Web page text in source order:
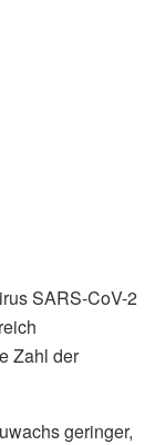
SARS-CoV-2
Zahl der
geringer,